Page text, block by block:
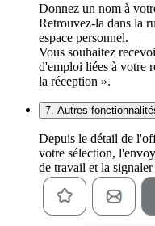
Donnez un nom à
Retrouvez-la dans la
espace personnel.
Vous souhaitez
d'emploi liées à votre
la réception ».
7. Autres
Depuis le détail de
votre sélection,
de travail et la